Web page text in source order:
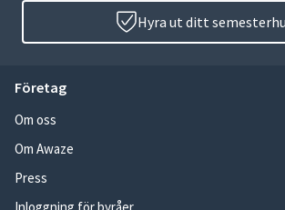
Hyra ut ditt
Företag
Om oss
Om Awaze
Press